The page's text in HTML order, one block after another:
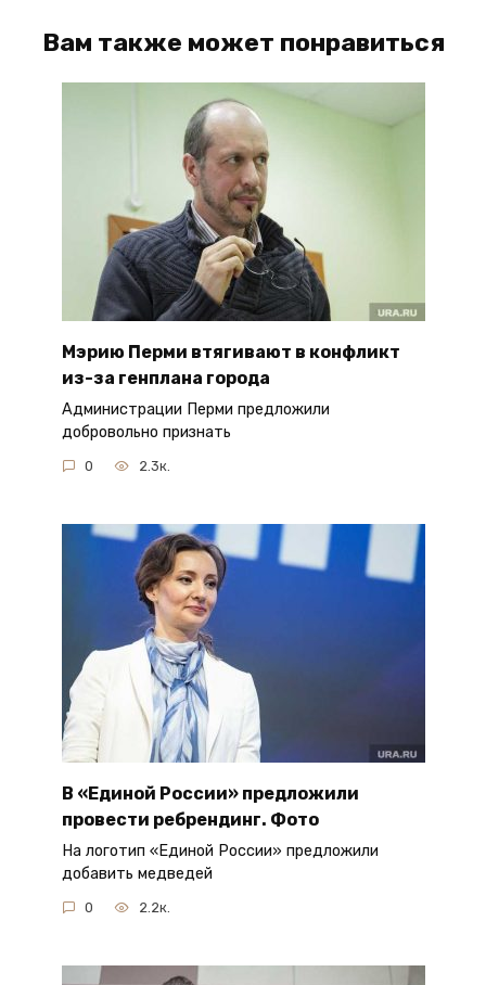
Вам также может понравиться
Мэрию Перми втягивают в конфликт
из-за генплана города
Администрации Перми предложили
добровольно признать
0 2.3к.
В «Единой России» предложили
провести ребрендинг. Фото
На логотип «Единой России» предложили
добавить медведей
0 2.2к.